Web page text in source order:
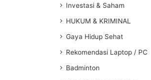
Investasi & Saham
HUKUM & KRIMINAL
Gaya Hidup Sehat
Rekomendasi Laptop / PC
Badminton